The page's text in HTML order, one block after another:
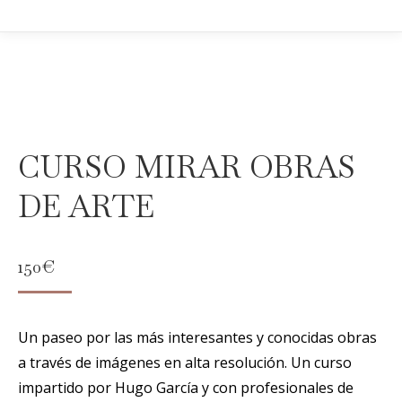
CURSO MIRAR OBRAS
DE ARTE
150€
Un paseo por las más interesantes y conocidas obras
a través de imágenes en alta resolución. Un curso
impartido por Hugo García y con profesionales de